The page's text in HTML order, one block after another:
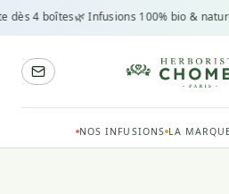
dès 4 boîtes🌿 Infusions 100% bio &
NOS INFUSIONS LA